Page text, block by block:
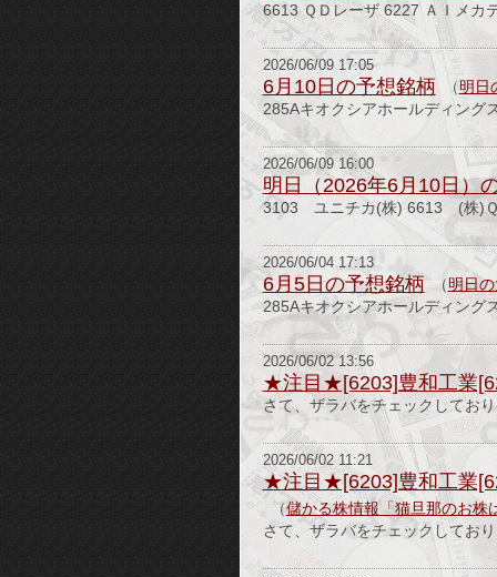
6613 ＱＤレーザ 6227 ＡＩメ
2026/06/09 17:05
6月10日の予想銘柄 （明日
285Aキオクシアホールディン
2026/06/09 16:00
明日（2026年6月10日）
3103 ユニチカ(株) 6613 (株)
2026/06/04 17:13
6月5日の予想銘柄 （明日
285Aキオクシアホールディング
2026/06/02 13:56
★注目★[6203]豊和工業
さて、ザラバをチェックしてお
2026/06/02 11:21
★注目★[6203]豊和工業
（儲かる株情報「猫旦那のお株
さて、ザラバをチェックしてお